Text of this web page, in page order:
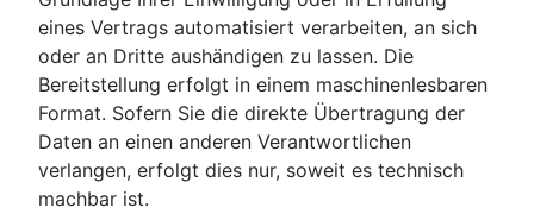
eines Vertrags automatisiert verarbeiten, an sich
oder an Dritte aushändigen zu lassen. Die
Bereitstellung erfolgt in einem maschinenlesbaren
Format. Sofern Sie die direkte Übertragung der
Daten an einen anderen Verantwortlichen
verlangen, erfolgt dies nur, soweit es technisch
machbar ist.